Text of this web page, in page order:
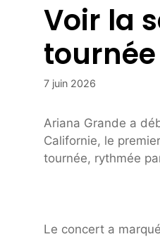
Voir la
7 juin 2026
Ariana Grande a
Californie, le
tournée, rythmée
Le concert a